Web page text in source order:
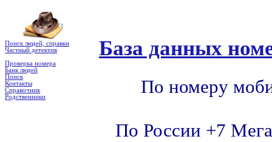
Поиск людей, справки
Частный детектив
Проверка номера
Банк людей
Поиск
Контакты
Справочник
Родственники
База данных
По номеру
По России +7